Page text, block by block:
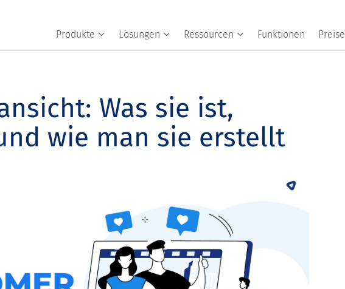
Produkte Lösungen Ressourcen Funktionen Preise
Was sie ist,
wie man sie erstellt